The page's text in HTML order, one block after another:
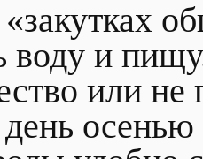
воду и
или не
день